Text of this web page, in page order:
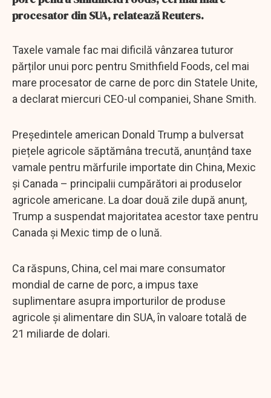
procesator din SUA, relatează Reuters.
Taxele vamale fac mai dificilă vânzarea tuturor
părților unui porc pentru Smithfield Foods, cel mai
mare procesator de carne de porc din Statele Unite,
a declarat miercuri CEO-ul companiei, Shane Smith.
Președintele american Donald Trump a bulversat
piețele agricole săptămâna trecută, anunțând taxe
vamale pentru mărfurile importate din China, Mexic
și Canada – principalii cumpărători ai produselor
agricole americane. La doar două zile după anunț,
Trump a suspendat majoritatea acestor taxe pentru
Canada și Mexic timp de o lună.
Ca răspuns, China, cel mai mare consumator
mondial de carne de porc, a impus taxe
suplimentare asupra importurilor de produse
agricole și alimentare din SUA, în valoare totală de
21 miliarde de dolari.